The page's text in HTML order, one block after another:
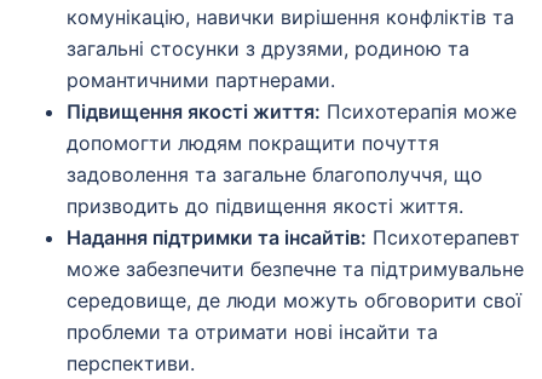
комунікацію, навички вирішення конфліктів та
загальні стосунки з друзями, родиною та
романтичними партнерами.
Підвищення якості життя: Психотерапія може
допомогти людям покращити почуття
задоволення та загальне благополуччя, що
призводить до підвищення якості життя.
Надання підтримки та інсайтів: Психотерапевт
може забезпечити безпечне та підтримувальне
середовище, де люди можуть обговорити свої
проблеми та отримати нові інсайти та
перспективи.